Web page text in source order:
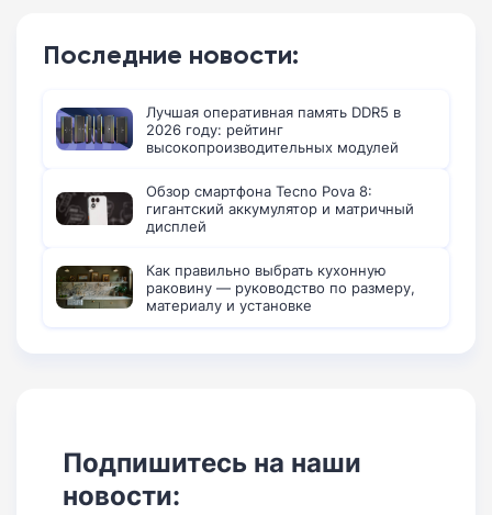
Последние новости:
Лучшая оперативная память DDR5 в
2026 году: рейтинг
высокопроизводительных модулей
Обзор смартфона Tecno Pova 8:
гигантский аккумулятор и матричный
дисплей
Как правильно выбрать кухонную
раковину — руководство по размеру,
материалу и установке
Подпишитесь на наши
новости: